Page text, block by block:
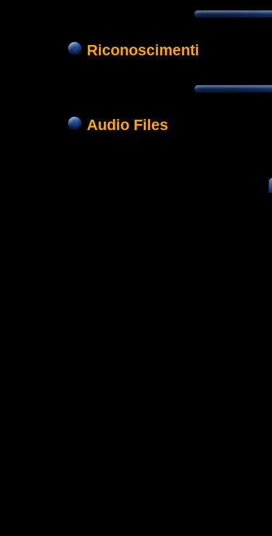
Riconoscimenti
Audio Files